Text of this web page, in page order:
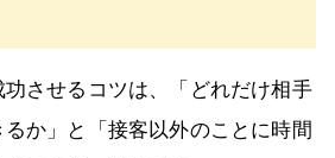
させるコツは、「どれだけ相手
か」と「接客以外のことに時間